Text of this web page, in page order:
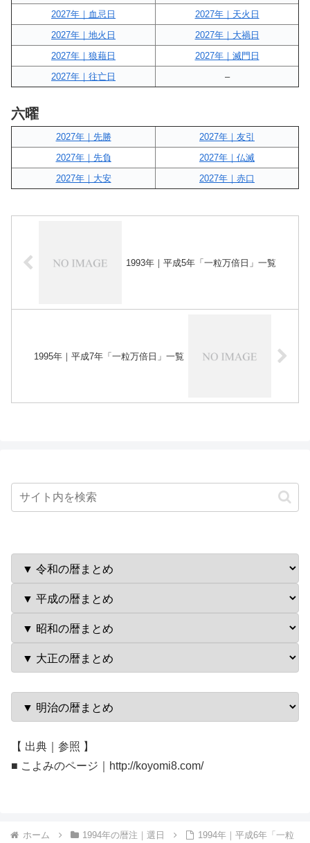
2027年｜血忌日
2027年｜天火日
2027年｜地火日
2027年｜大禍日
2027年｜狼藉日
2027年｜滅門日
2027年｜往亡日
–
六曜
2027年｜先勝
2027年｜友引
2027年｜先負
2027年｜仏滅
2027年｜大安
2027年｜赤口
1993年｜平成5年「一粒万倍日」一覧
1995年｜平成7年「一粒万倍日」一覧
【 出典｜参照 】
■ こよみのページ｜http://koyomi8.com/
ホーム 1994年の暦注｜選日 1994年｜平成6年「一粒